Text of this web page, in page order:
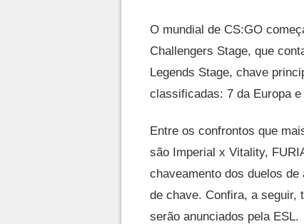
O mundial de CS:GO
Challengers Stage, que
Legends Stage, chave
classificadas: 7 da Europa
Entre os confrontos que
são Imperial x Vitality,
chaveamento dos duelos
de chave. Confira, a seguir,
serão anunciados pela ESL.